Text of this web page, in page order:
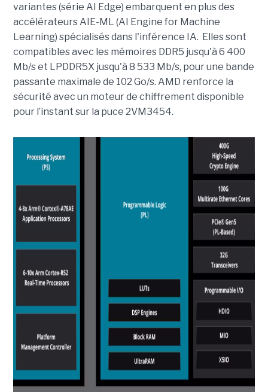
variantes (série AI Edge) embarquent en plus des
accélérateurs AIE-ML (AI Engine for Machine
Learning) spécialisés dans l'inférence IA. Elles sont
compatibles avec les mémoires DDR5 jusqu'à 6 400
Mb/s et LPDDR5X jusqu'à 8 533 Mb/s, pour une bande
passante maximale de 102 Go/s. AMD renforce la
sécurité avec un moteur de chiffrement disponible
pour l’instant sur la puce 2VM3454.